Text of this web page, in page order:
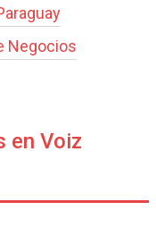
Negocios
en Voiz